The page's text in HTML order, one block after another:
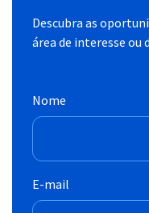
Descubra as
área de interesse ou
Nome
E-mail